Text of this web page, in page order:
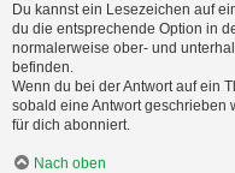
Du kannst ein Lesezeichen auf
du die entsprechende Option in
normalerweise ober- und
befinden.
Wenn du bei der Antwort auf ein
sobald eine Antwort geschrieben
für dich abonniert.
Nach oben